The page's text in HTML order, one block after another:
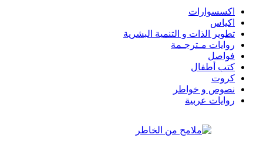
اكسسوارات
اكياس
تطوير الذات و التنمية البشرية
روايات مـترجـمة
فواصل
كتب أطفال
كروت
نصوص و خواطر
روايات عربية